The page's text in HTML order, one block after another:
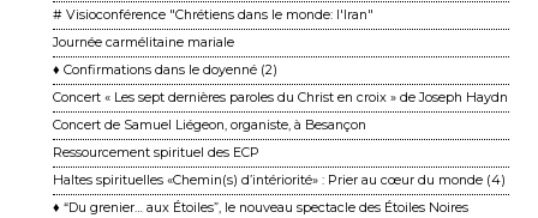
# Visioconférence "Chrétiens dans le monde: l'Iran"
Journée carmélitaine mariale
♦ Confirmations dans le doyenné (2)
Concert « Les sept dernières paroles du Christ en croix » de Joseph Haydn
Concert de Samuel Liégeon, organiste, à Besançon
Ressourcement spirituel des ECP
Haltes spirituelles «Chemin(s) d’intériorité» : Prier au cœur du monde (4)
♦ “Du grenier… aux Étoiles”, le nouveau spectacle des Étoiles Noires